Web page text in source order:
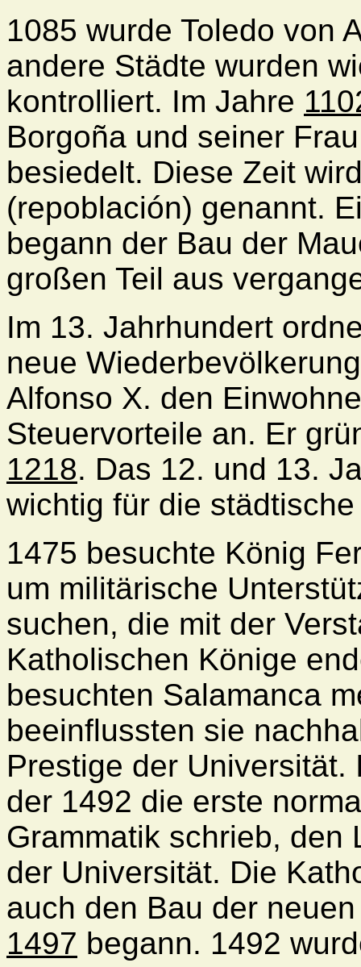
1085 wurde Toledo von
andere Städte wurden
kontrolliert. Im Jahre
Borgoña und seiner
besiedelt. Diese Zeit
(repoblación) genannt.
begann der Bau der
großen Teil aus
Im 13. Jahrhundert
neue
Alfonso X. den
Steuervorteile an. Er
1218. Das 12. und 13.
wichtig für die
1475 besuchte König
um militärische
suchen, die mit der
Katholischen Könige
besuchten Salamanca
beeinflussten sie
Prestige der
der 1492 die erste
Grammatik schrieb, den
der Universität. Die
auch den Bau der
1497 begann. 1492